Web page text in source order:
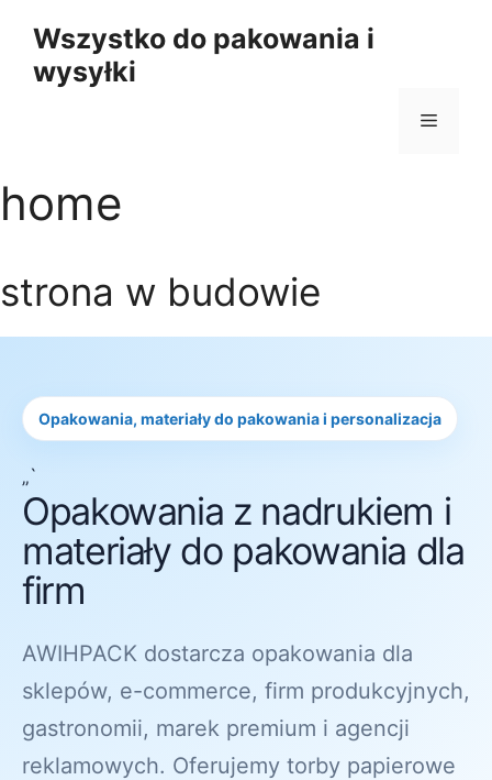
treści
Wszystko do pakowania i
wysyłki
Menu
home
strona w budowie
Opakowania, materiały do pakowania i personalizacja
„`
Opakowania z nadrukiem i
materiały do pakowania dla
firm
AWIHPACK dostarcza opakowania dla
sklepów, e-commerce, firm produkcyjnych,
gastronomii, marek premium i agencji
reklamowych. Oferujemy torby papierowe